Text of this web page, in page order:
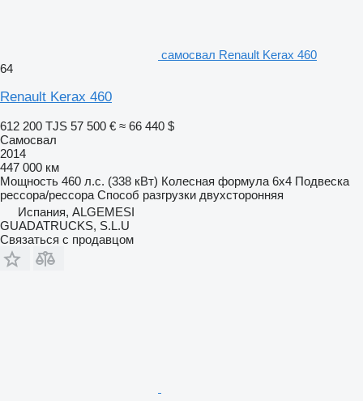
самосвал Renault Kerax 460
64
Renault Kerax 460
612 200 TJS 57 500 € ≈ 66 440 $
Самосвал
2014
447 000 км
Мощность 460 л.с. (338 кВт) Колесная формула 6x4 Подвеска
рессора/рессора Способ разгрузки двухсторонняя
Испания, ALGEMESI
GUADATRUCKS, S.L.U
Связаться с продавцом